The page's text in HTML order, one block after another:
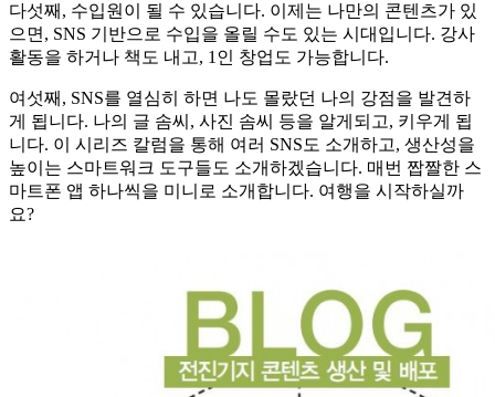
다섯째, 수입원이 될 수 있습니다. 이제는 나만의 콘텐츠가 있
으면, SNS 기반으로 수입을 올릴 수도 있는 시대입니다. 강사
활동을 하거나 책도 내고, 1인 창업도 가능합니다.
여섯째, SNS를 열심히 하면 나도 몰랐던 나의 강점을 발견하
게 됩니다. 나의 글 솜씨, 사진 솜씨 등을 알게되고, 키우게 됩
니다. 이 시리즈 칼럼을 통해 여러 SNS도 소개하고, 생산성을
높이는 스마트워크 도구들도 소개하겠습니다. 매번 짭짤한 스
마트폰 앱 하나씩을 미니로 소개합니다. 여행을 시작하실까
요?